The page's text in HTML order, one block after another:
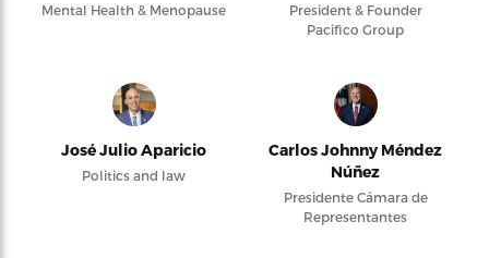
Mental Health & Menopause
President & Founder
Pacifico Group
José Julio Aparicio
Politics and law
Carlos Johnny Méndez
Núñez
Presidente Cámara de
Representantes